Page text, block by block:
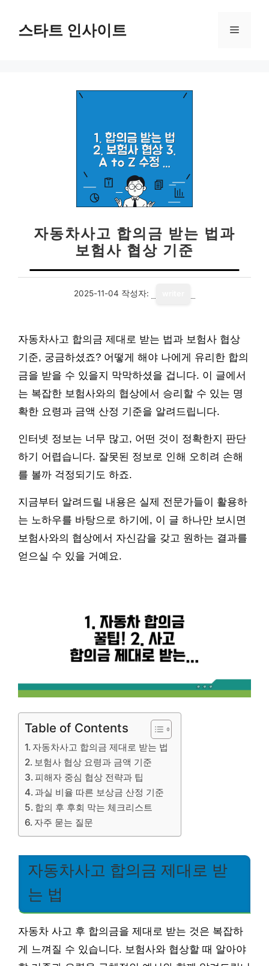
스타트 인사이트 메
자동차사고 합의금 받는 법과
보험사 협상 기준
2025-11-04 작성자:
자동차사고 합의금 제대로 받는 법과 보험사 협상
기준, 궁금하셨죠? 어떻게 해야 나에게 유리한 합의
금을 받을 수 있을지 막막하셨을 겁니다. 이 글에서
는 복잡한 보험사와의 협상에서 승리할 수 있는 명
확한 요령과 금액 산정 기준을 알려드립니다.
인터넷 정보는 너무 많고, 어떤 것이 정확한지 판단
하기 어렵습니다. 잘못된 정보로 인해 오히려 손해
를 볼까 걱정되기도 하죠.
지금부터 알려드릴 내용은 실제 전문가들이 활용하
는 노하우를 바탕으로 하기에, 이 글 하나만 보시면
보험사와의 협상에서 자신감을 갖고 원하는 결과를
얻으실 수 있을 거예요.
Table of Contents
자동차사고 합의금 제대로 받는 법
보험사 협상 요령과 금액 기준
피해자 중심 협상 전략과 팁
과실 비율 따른 보상금 산정 기준
합의 후 후회 막는 체크리스트
자주 묻는 질문
자동차사고 합의금 제대로 받
는 법
자동차 사고 후 합의금을 제대로 받는 것은 복잡하
게 느껴질 수 있습니다. 보험사와 협상할 때 알아야